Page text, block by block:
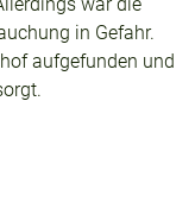
in Gefahr.
aufgefunden und